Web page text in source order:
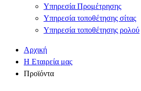
Υπηρεσία Προμέτρησης
Υπηρεσία τοποθέτησης σίτας
Υπηρεσία τοποθέτησης ρολού
Αρχική
Η Εταιρεία μας
Προϊόντα